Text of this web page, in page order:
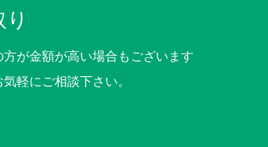
り
方が金額が高い場合もございます
軽にご相談下さい。